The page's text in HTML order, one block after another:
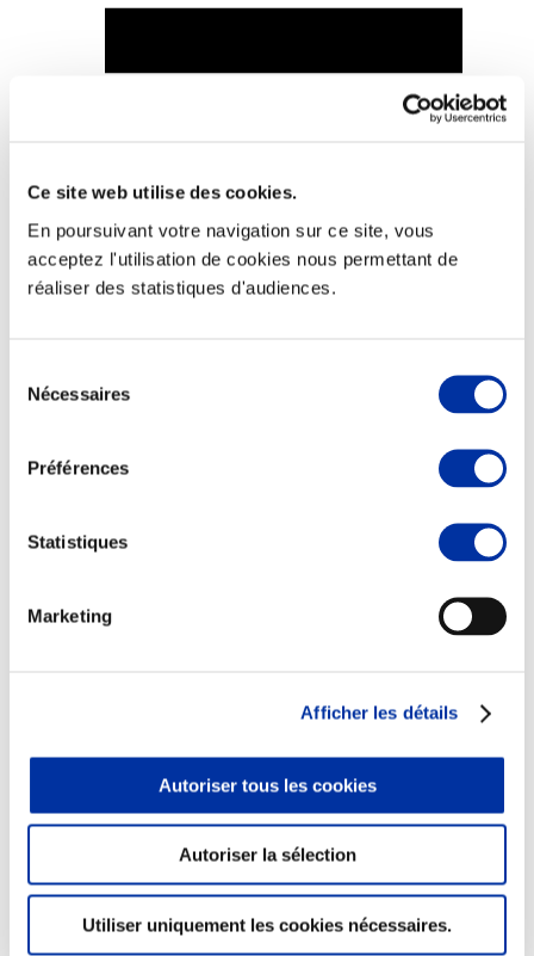
Ce site web utilise des cookies.
En poursuivant votre navigation sur ce site, vous
acceptez l'utilisation de cookies nous permettant de
réaliser des statistiques d'audiences.
Nécessaires
Préférences
Statistiques
Marketing
Afficher les détails
Autoriser tous les cookies
Autoriser la sélection
Utiliser uniquement les cookies nécessaires.
Autonomie des élevages
Economie de ressources
Evaluation environnementale
Bien-être, Protection et Santé des animaux